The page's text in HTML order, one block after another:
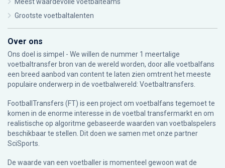
Grootste voetbaltalenten
Over ons
Ons doel is simpel - We willen de nummer 1 meertalige
voetbaltransfer bron van de wereld worden, door alle voetbalfans
een breed aanbod van content te laten zien omtrent het meeste
populaire onderwerp in de voetbalwereld: Voetbaltransfers.
FootballTransfers (FT) is een project om voetbalfans tegemoet te
komen in de enorme interesse in de voetbal transfermarkt en om
realistische op algoritme gebaseerde waarden van voetbalspelers
beschikbaar te stellen. Dit doen we samen met onze partner
SciSports
De waarde van een voetballer is momenteel gewoon wat de